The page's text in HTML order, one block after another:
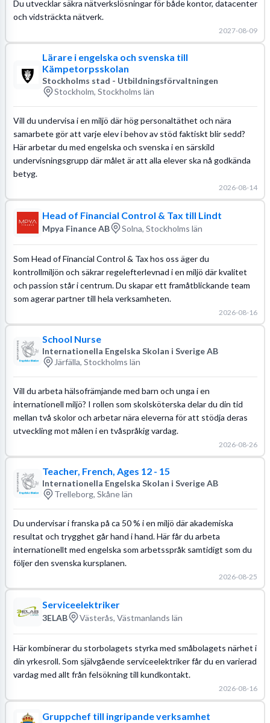
Du utvecklar säkra nätverkslösningar för både kontor, datacenter
och vidsträckta nätverk.
2027-08-09
Lärare i engelska och svenska till
Kämpetorpsskolan
Stockholms stad - Utbildningsförvaltningen
Stockholm, Stockholms län
Vill du undervisa i en miljö där hög personaltäthet och nära
samarbete gör att varje elev i behov av stöd faktiskt blir sedd?
Här arbetar du med engelska och svenska i en särskild
undervisningsgrupp där målet är att alla elever ska nå godkända
betyg.
2026-08-14
Head of Financial Control & Tax till Lindt
Mpya Finance AB Solna, Stockholms län
Som Head of Financial Control & Tax hos oss äger du
kontrollmiljön och säkrar regelefterlevnad i en miljö där kvalitet
och passion står i centrum. Du skapar ett framåtblickande team
som agerar partner till hela verksamheten.
2026-08-16
School Nurse
Internationella Engelska Skolan i Sverige AB
Järfälla, Stockholms län
Vill du arbeta hälsofrämjande med barn och unga i en
internationell miljö? I rollen som skolsköterska delar du din tid
mellan två skolor och arbetar nära eleverna för att stödja deras
utveckling mot målen i en tvåspråkig vardag.
2026-08-26
Teacher, French, Ages 12 - 15
Internationella Engelska Skolan i Sverige AB
Trelleborg, Skåne län
Du undervisar i franska på ca 50 % i en miljö där akademiska
resultat och trygghet går hand i hand. Här får du arbeta
internationellt med engelska som arbetsspråk samtidigt som du
följer den svenska kursplanen.
2026-08-25
Serviceelektriker
3ELAB Västerås, Västmanlands län
Här kombinerar du storbolagets styrka med småbolagets närhet i
din yrkesroll. Som självgående serviceelektriker får du en varierad
vardag med allt från felsökning till kundkontakt.
2026-08-16
Gruppchef till ingripande verksamhet